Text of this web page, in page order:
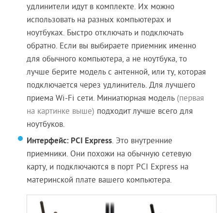
удлинители идут в комплекте. Их можно
использовать на разных компьютерах и
ноутбуках. Быстро отключать и подключать
обратно. Если вы выбираете приемник именно
для обычного компьютера, а не ноутбука, то
лучше берите модель с антенной, или ту, которая
подключается через удлинитель. Для лучшего
приема Wi-Fi сети. Миниатюрная модель (первая
на картинке выше) подходит лучше всего для
ноутбуков.
Интерфейс: PCI Express. Это внутренние
приемники. Они похожи на обычную сетевую
карту, и подключаются в порт PCI Express на
материнской плате вашего компьютера.